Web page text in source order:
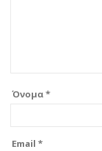
Όνομα*
Email *